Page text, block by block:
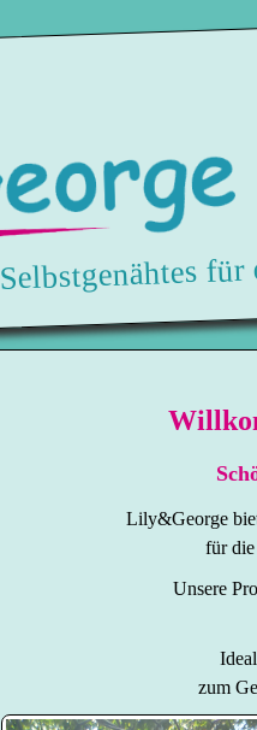
Selbstgenähtes
Lily&George
für
Unsere
zum